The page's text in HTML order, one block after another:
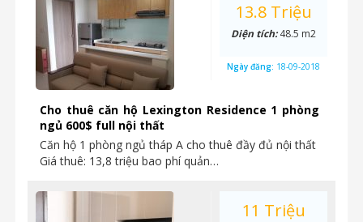
Cho thuê căn hộ Lexington Residence 1 phòng
ngủ 600$ full nội thất
Căn hộ 1 phòng ngủ tháp A cho thuê đầy đủ nội thất
Giá thuê: 13,8 triệu bao phí quản…
13.8 Triệu
Diện tích:48.5 m2
Ngày đăng: 18-09-2018
11 Triệu